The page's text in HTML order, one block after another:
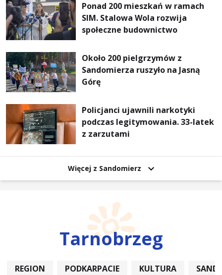
Ponad 200 mieszkań w ramach
SIM. Stalowa Wola rozwija
społeczne budownictwo
Około 200 pielgrzymów z
Sandomierza ruszyło na Jasną
Górę
Policjanci ujawnili narkotyki
podczas legitymowania. 33-latek
z zarzutami
Więcej z Sandomierz
Tarnobrzeg
REGION PODKARPACIE KULTURA